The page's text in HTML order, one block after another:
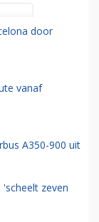
door
vanaf
A350-900 uit
zeven